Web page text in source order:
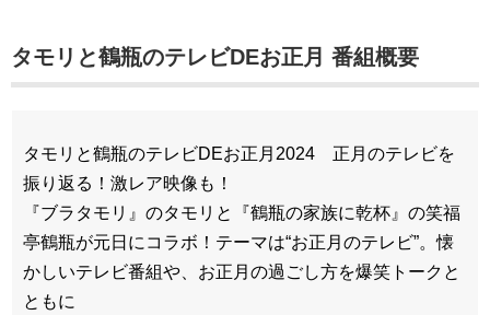
タモリと鶴瓶のテレビDEお正月 番組概要
タモリと鶴瓶のテレビDEお正月2024 正月のテレビを
振り返る！激レア映像も！
『ブラタモリ』のタモリと『鶴瓶の家族に乾杯』の笑福
亭鶴瓶が元日にコラボ！テーマは“お正月のテレビ”。懐
かしいテレビ番組や、お正月の過ごし方を爆笑トークと
ともに